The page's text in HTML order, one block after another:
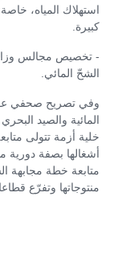
استهلاك المياه،
كبيرة.
- تخصيص مجالس
الشحّ المائي.
وفي تصريح صحفي عقب
المائية والصيد
خلية أزمة تتولى
أشغالها بصفة دورية
متابعة خطة مجابهة
منتوجاتها وتفرّع